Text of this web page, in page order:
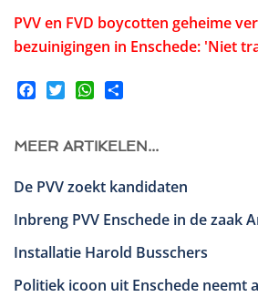
PVV en FVD boycotten geheime
bezuinigingen in Enschede: 'Niet
MEER ARTIKELEN...
De PVV zoekt kandidaten
Inbreng PVV Enschede in de zaak
Installatie Harold Busschers
Politiek icoon uit Enschede neemt